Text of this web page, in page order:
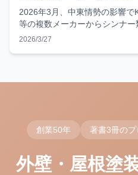
2026年3月、中東情勢の影響で
等の複数メーカーからシンナー
知。外壁塗装への影響と当社の
2026/3/27
創業50年 著書3冊のプ
外壁・屋根塗